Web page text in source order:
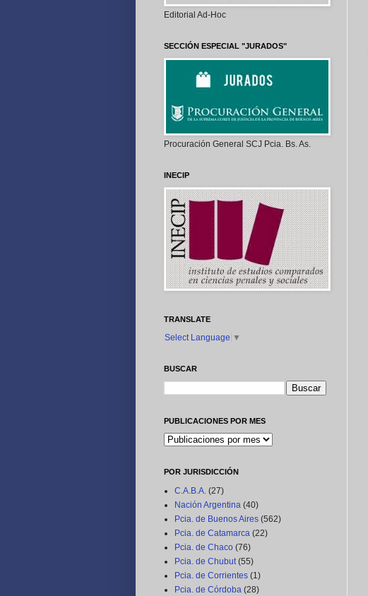
Editorial Ad-Hoc
SECCIÓN ESPECIAL "JURADOS"
Procuración General SCJ Pcia. Bs. As.
INECIP
TRANSLATE
Select Language ▼
BUSCAR
PUBLICACIONES POR MES
POR JURISDICCIÓN
C.A.B.A. (27)
Nación Argentina (40)
Pcia. de Buenos Aires (562)
Pcia. de Catamarca (22)
Pcia. de Chaco (76)
Pcia. de Chubut (55)
Pcia. de Corrientes (1)
Pcia. de Córdoba (28)